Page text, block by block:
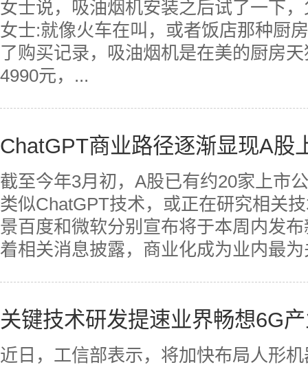
女士说，吸油烟机安装之后试了一下
女士:就像火车在叫，或者饭店那种厨
了购买记录，吸油烟机是在美的厨房
4990元，...
ChatGPT商业路径逐渐显现A股
截至今年3月初，A股已有约20家上市
类似ChatGPT技术，或正在研究相关
景百度和微软分别宣布将于本周内发
着相关消息披露，商业化成为业内最
关键技术研发提速业界畅想6G
近日，工信部表示，将加快布局人形